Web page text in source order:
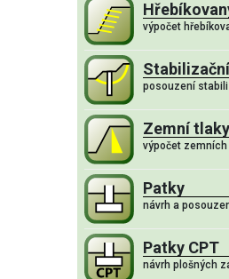
výpočet
posouzení
Zemní tlaky
výpočet zemních
Patky
návrh a
Patky CPT
návrh plošných